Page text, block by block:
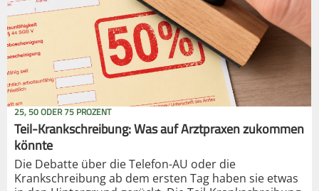
25, 50 ODER 75 PROZENT
Teil-Krankschreibung: Was auf Arztpraxen zukommen
könnte
Die Debatte über die Telefon-AU oder die
Krankschreibung ab dem ersten Tag haben sie etwas